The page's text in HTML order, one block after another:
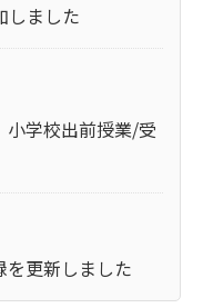
しました
学校出前授業/受
を更新しました